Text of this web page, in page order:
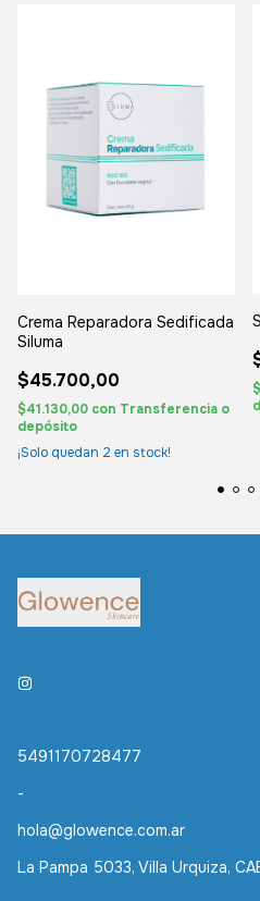
Crema Reparadora Sedificada
Siluma
$45.700,00
$41.130,00 con Transferencia o
depósito
¡Solo quedan 2 en stock!
5491170728477
-
hola@glowence.com.ar
La Pampa 5033, Villa Urquiza,